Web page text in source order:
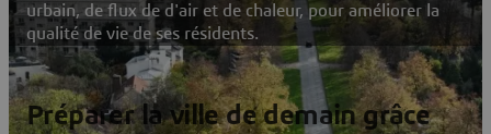
urbain, de flux de d'air et de chaleur, pour améliorer la
qualité de vie de ses résidents.
Préparer la ville de demain grâce